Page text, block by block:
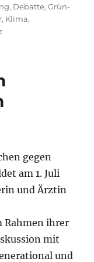
, Debatte,Grün-
, Klima,
gegen
am 1. Juli
und Ärztin
ihrer
mit
und